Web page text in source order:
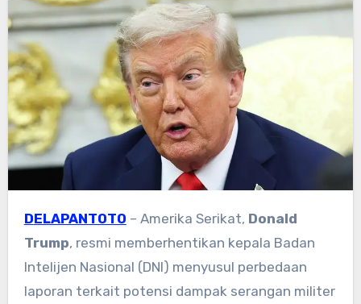
DELAPANTOTO – Amerika Serikat, Donald
Trump, resmi memberhentikan kepala Badan
Intelijen Nasional (DNI) menyusul perbedaan
laporan terkait potensi dampak serangan militer